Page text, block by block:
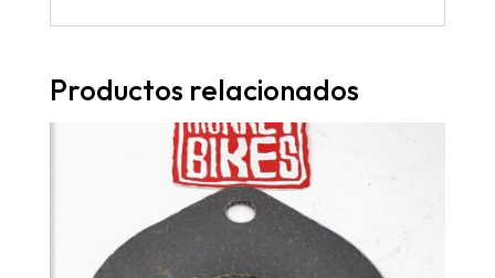
Productos relacionados